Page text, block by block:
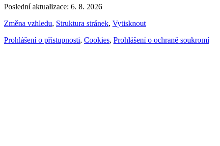
Poslední aktualizace: 6. 8. 2026
Změna vzhledu, Struktura stránek, Vytisknout
Prohlášení o přístupnosti, Cookies, Prohlášení o ochraně soukromí